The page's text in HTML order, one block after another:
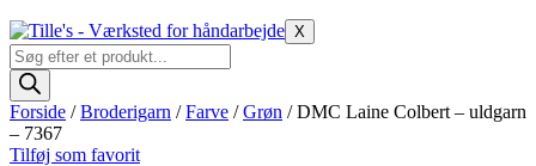
X
Products
search
Forside /Broderigarn /Farve /Grøn / DMC Laine Colbert – uldgarn
– 7367
Tilføj som favorit